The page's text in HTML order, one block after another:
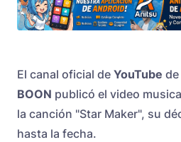
El canal oficial de YouTube de
BOON publicó el video
la canción "Star Maker", su
hasta la fecha.